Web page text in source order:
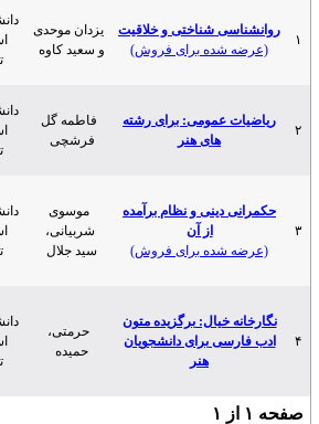
شناختی و خلاقیت
شده برای فروش)
یزدان موحدی
و سعید کاوه
دانشگاه هنر
اسلامی
تبریز
عمومی: برای رشته
فاطمه گل
دانشگاه هنر
اسلامی
تبریز
دینی و نظام برآمده
شده برای فروش)
موسوی
سید جلال
دانشگاه هنر
اسلامی
تبریز
خیال: برگزیده متون
برای دانشجویان
حرمتی،
حمیده
اسلامی
تبریز
از۱